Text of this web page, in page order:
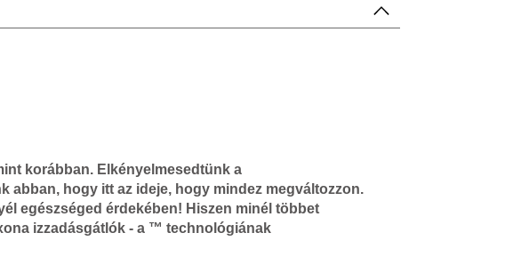
korábban. Elkényelmesedtünk a
abban, hogy itt az ideje, hogy mindez megváltozzon.
egészséged érdekében! Hiszen minél többet
izzadásgátlók - a ™ technológiának